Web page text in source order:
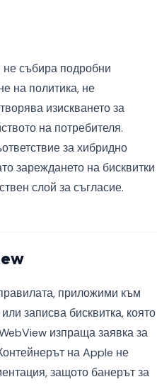
не събира подробни
на политика, не
изискването за
на потребителя.
за хибридно
зареждането на бисквитки
слой за съгласие.
приложими към
записва бисквитка, която
изпраща заявка за
на Apple не
защото банерът за